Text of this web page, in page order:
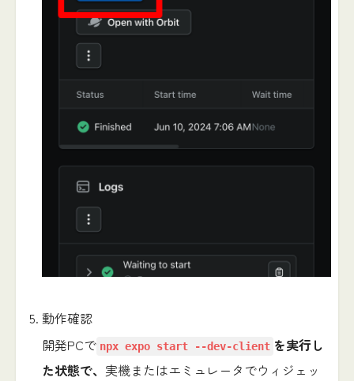
動作確認
開発PCで npx expo start --dev-client を実行し
た状態で、 実機またはエミュレータでウィジェッ